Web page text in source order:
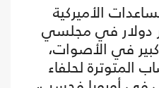
الأميركية
بقيمة 61 مليار دولار في مجلسي
في الأصوات،
المتوترة لحلفاء